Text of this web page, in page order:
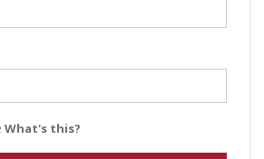
What's this?